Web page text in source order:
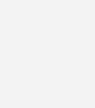
gab ihm den
wird. Beim ersten
gemacht.
"Auch zu dem
Großeltern hatten
Chef einer